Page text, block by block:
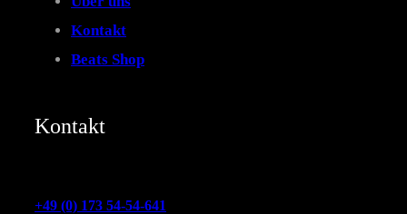
Kontakt
Beats Shop
Kontakt
+49 (0) 173 54-54-641